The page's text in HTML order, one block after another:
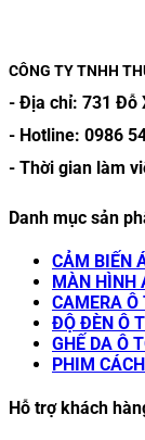
CÔNG TY TNHH
- Địa chỉ: 731 Đỗ
- Hotline: 0986
- Thời gian làm
Danh mục sản
CẢM BIẾN
MÀN HÌNH
CAMERA Ô
ĐỘ ĐÈN Ô
GHẾ DA Ô
PHIM
Hỗ trợ khách